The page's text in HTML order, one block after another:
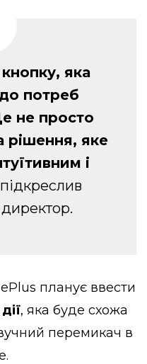
яка
потреб
не просто
рішення, яке
і
планує ввести
, яка буде схожа
перемикач в